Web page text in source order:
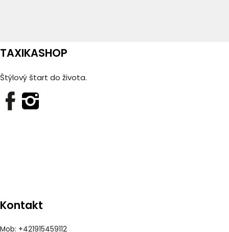
TAXIKASHOP
Štýlový štart do života.
Kontakt
Mob: +421915459112